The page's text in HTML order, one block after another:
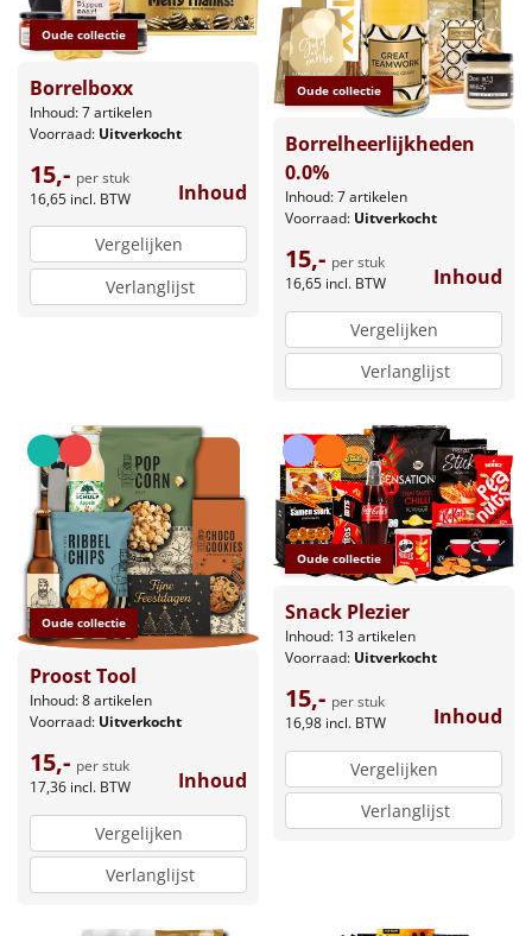
Oude collectie
Borrelboxx
Inhoud: 7 artikelen
Voorraad: Uitverkocht
15,- per stuk
16,65 incl. BTW Inhoud
Vergelijken
Verlanglijst
Oude collectie
Borrelheerlijkheden
0.0%
Inhoud: 7 artikelen
Voorraad: Uitverkocht
15,- per stuk
16,65 incl. BTW Inhoud
Vergelijken
Verlanglijst
Oude collectie
Proost Tool
Inhoud: 8 artikelen
Voorraad: Uitverkocht
15,- per stuk
17,36 incl. BTW Inhoud
Vergelijken
Verlanglijst
Oude collectie
Snack Plezier
Inhoud: 13 artikelen
Voorraad: Uitverkocht
15,- per stuk
16,98 incl. BTW Inhoud
Vergelijken
Verlanglijst